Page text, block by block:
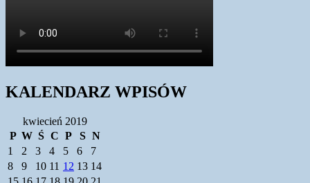
KALENDARZ WPISÓW
kwiecień 2019
P W Ś C P S N
1
2 3 4 5 6
7
8
9 10 11 12 13 14